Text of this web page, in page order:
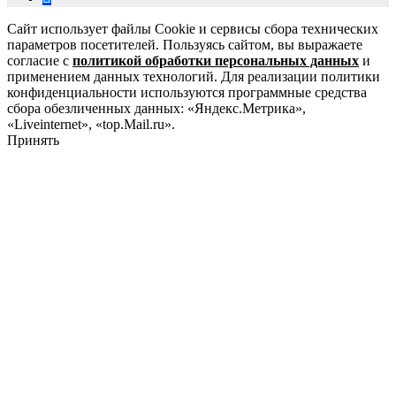
Сайт использует файлы Cookie и сервисы сбора технических
параметров посетителей. Пользуясь сайтом, вы выражаете
согласие с политикой обработки персональных данных и
применением данных технологий. Для реализации политики
конфиденциальности используются программные средства
сбора обезличенных данных: «Яндекс.Метрика»,
«Liveinternet», «top.Mail.ru».
Принять